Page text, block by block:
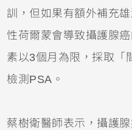
訓，但如果有額外補充
性荷爾蒙會導致攝護腺
素以3個月為限，採取「
檢測PSA。
蔡樹衛醫師表示，攝護